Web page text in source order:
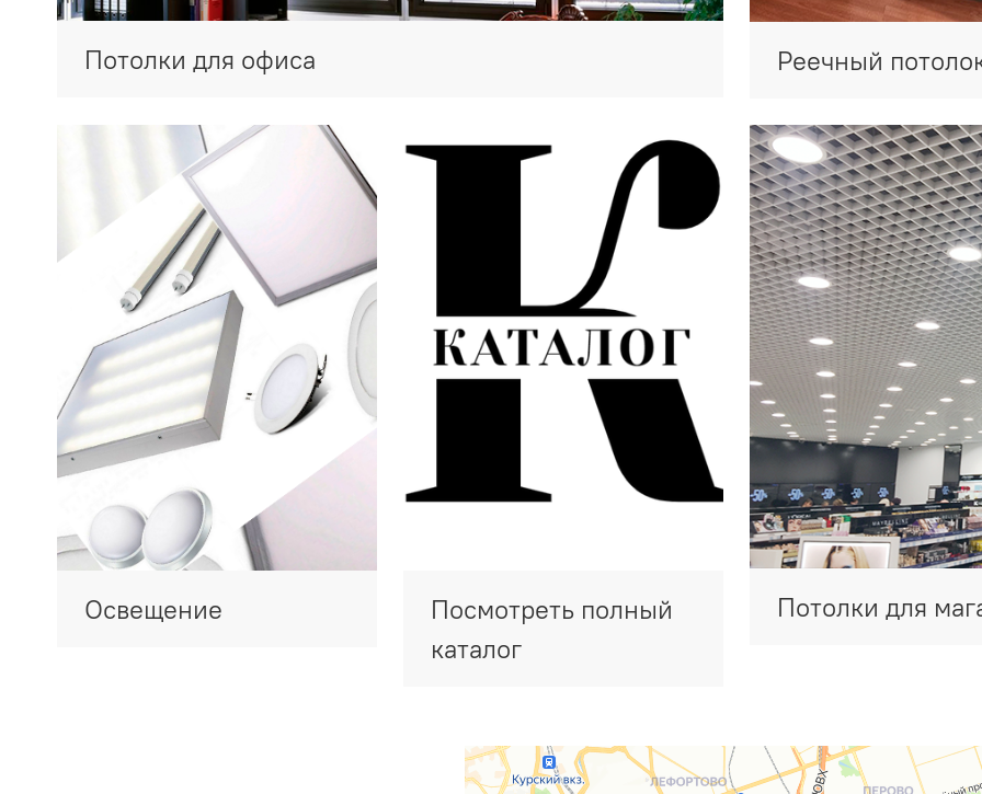
Потолки для офиса Реечный
Освещение
Посмотреть полный
каталог
Потолки для